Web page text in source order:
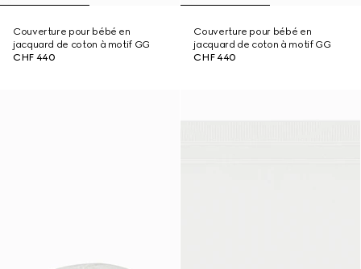
Couverture pour bébé en
jacquard de coton à motif GG
CHF 440
Couverture pour bébé en
jacquard de coton à motif GG
CHF 440